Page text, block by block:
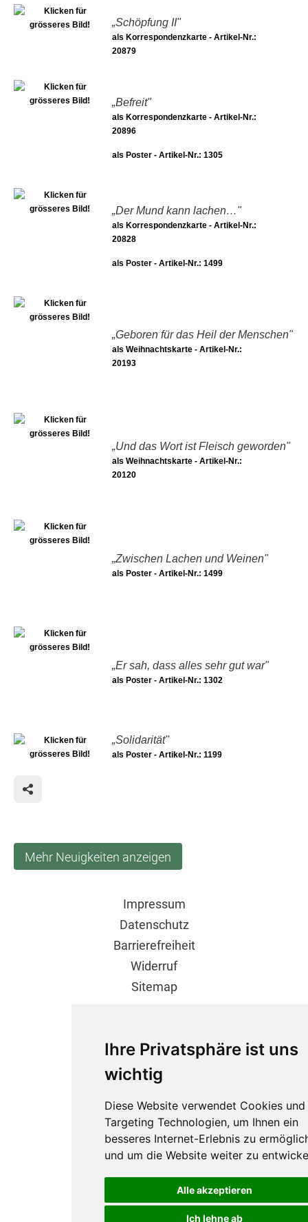
Ihre Privatsphäre ist uns
wichtig
Diese Website verwendet Cookies und
Targeting Technologien, um Ihnen ein
besseres Internet-Erlebnis zu
und um die Website weiter zu
Alle akzeptieren
Ich lehne ab
„Schöpfung II"
als Korrespondenzkarte - Artikel-Nr.:
20879
„Befreit"
als Korrespondenzkarte - Artikel-Nr.:
20896
als Poster - Artikel-Nr.: 1305
„Der Mund kann lachen…"
als Korrespondenzkarte - Artikel-Nr.:
20828
als Poster - Artikel-Nr.: 1499
„Geboren für das Heil der Menschen"
als Weihnachtskarte - Artikel-Nr.:
20193
„Und das Wort ist Fleisch geworden"
als Weihnachtskarte - Artikel-Nr.:
20120
„Zwischen Lachen und Weinen"
als Poster - Artikel-Nr.: 1499
„Er sah, dass alles sehr gut war"
als Poster - Artikel-Nr.: 1302
„Solidarität"
als Poster - Artikel-Nr.: 1199
Mehr Neuigkeiten anzeigen
Impressum
Datenschutz
Barrierefreiheit
Widerruf
Sitemap